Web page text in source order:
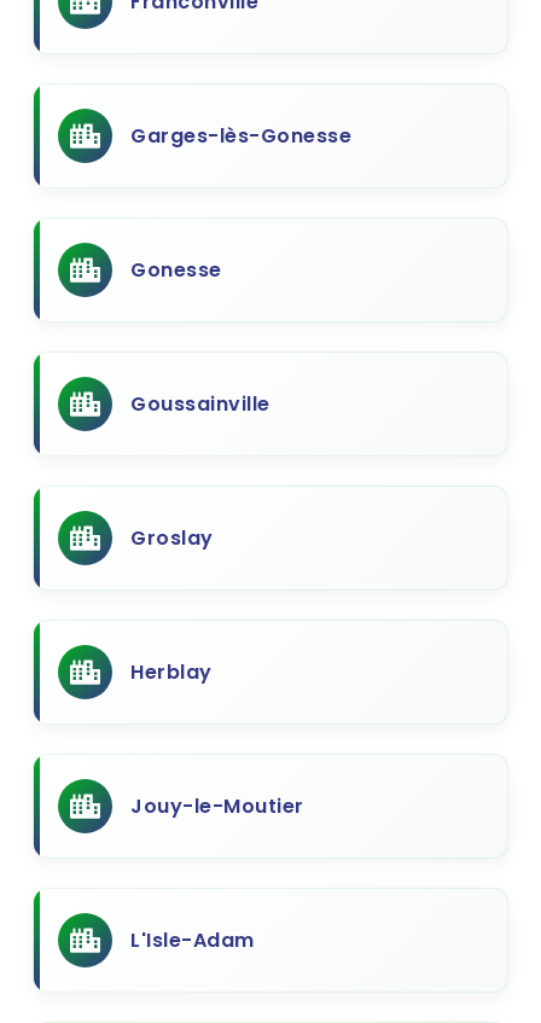
Garges-lès-Gonesse
Gonesse
Goussainville
Groslay
Herblay
Jouy-le-Moutier
L'Isle-Adam